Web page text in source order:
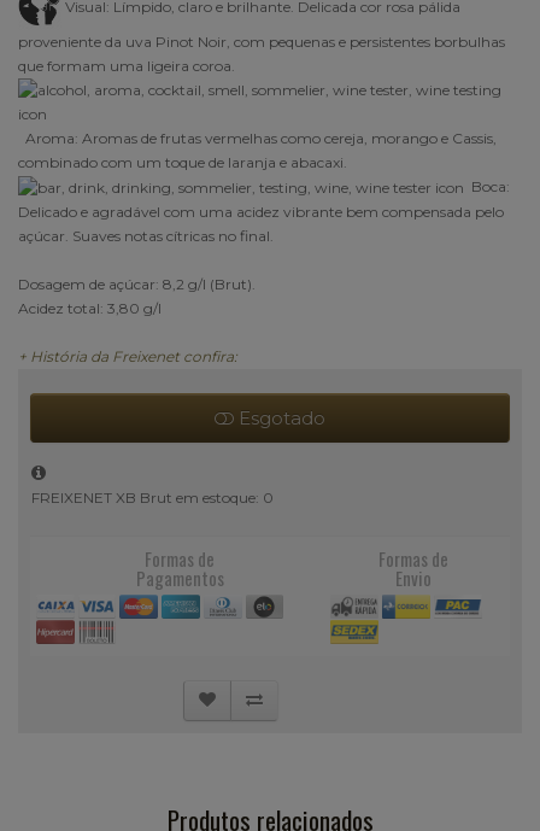
Visual: Límpido, claro e brilhante. Delicada cor rosa pálida
proveniente da uva Pinot Noir, com pequenas e persistentes borbulhas
que formam uma ligeira coroa.
Aroma: Aromas de frutas vermelhas como cereja, morango e Cassis,
combinado com um toque de laranja e abacaxi.
Boca:
Delicado e agradável com uma acidez vibrante bem compensada pelo
açúcar. Suaves notas cítricas no final.
Dosagem de açúcar: 8,2 g/l (Brut).
Acidez total: 3,80 g/l
+ História da Freixenet confira:
Esgotado
FREIXENET XB Brut em estoque: 0
Formas de
Pagamentos
Formas de
Envio
Produtos relacionados